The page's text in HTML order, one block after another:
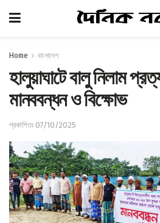
Home বাংলাদেশ
হালুয়াঘাটে বালু নিলাম
মানববন্ধন ও বিক্ষোভ
প্রকাশিতঃ 07/10/2025